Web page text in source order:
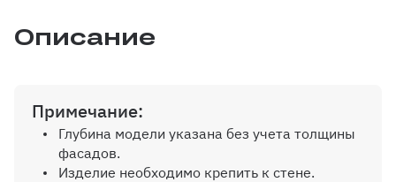
Выбрать
Выбрать
Крючки
Описание
Примечание:
Глубина модели указана без учета толщины
фасадов.
Изделие необходимо крепить к стене.